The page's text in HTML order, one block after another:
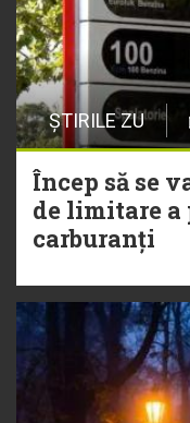
ȘTIRILE ZU
Încep să se
de limitare
carburanți